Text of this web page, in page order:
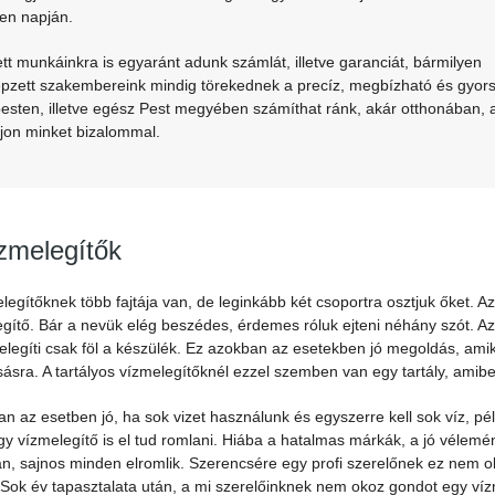
napján.
munkáinkra is egyaránt adunk számlát, illetve garanciát, bármilyen
szakembereink mindig törekednek a precíz, megbízható és gyors
illetve egész Pest megyében számíthat ránk, akár otthonában,
minket bizalommal.
több fajtája van, de leginkább két csoportra osztjuk őket.
Bár a nevük elég beszédes, érdemes róluk ejteni néhány szót.
csak föl a készülék. Ez azokban az esetekben jó megoldás,
A tartályos vízmelegítőknél ezzel szemben van egy tartály,
az esetben jó, ha sok vizet használunk és egyszerre kell sok víz,
vízmelegítő is el tud romlani. Hiába a hatalmas márkák, a jó
sajnos minden elromlik. Szerencsére egy profi szerelőnek ez nem
év tapasztalata után, a mi szerelőinknek nem okoz gondot egy